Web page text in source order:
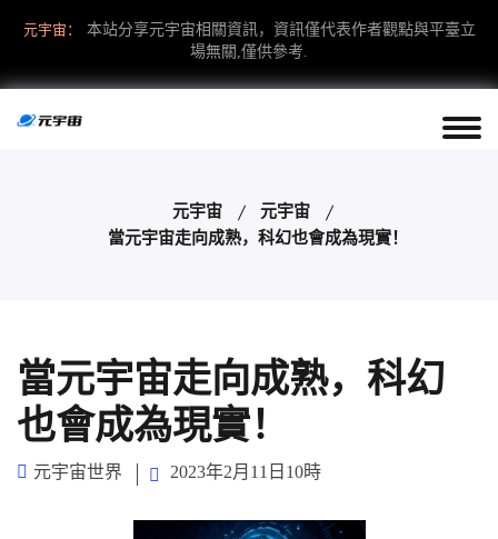
元宇宙：
本站分享元宇宙相關資訊，資訊僅代表作者觀點與平臺立
場無關,僅供參考.
元宇宙
元宇宙
當元宇宙走向成熟，科幻也會成為現實！
當元宇宙走向成熟，科幻
也會成為現實！
元宇宙世界 2023年2月11日10時